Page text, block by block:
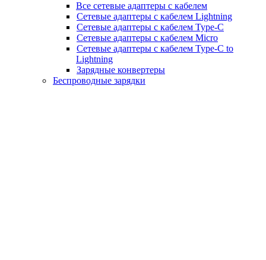
Все сетевые адаптеры с кабелем
Сетевые адаптеры с кабелем Lightning
Сетевые адаптеры с кабелем Type-C
Сетевые адаптеры с кабелем Micro
Сетевые адаптеры с кабелем Type-C to
Lightning
Зарядные конвертеры
Беспроводные зарядки